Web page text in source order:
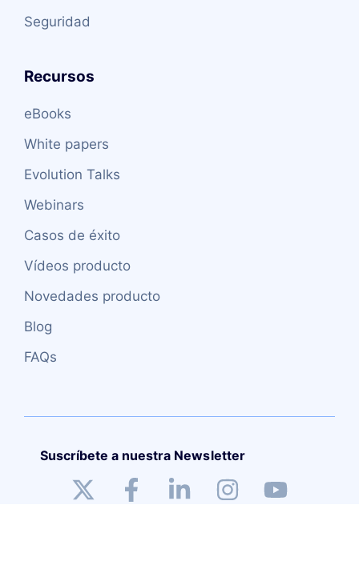
Seguridad
Recursos
eBooks
White papers
Evolution Talks
Webinars
Casos de éxito
Vídeos producto
Novedades producto
Blog
FAQs
Suscríbete a nuestra Newsletter